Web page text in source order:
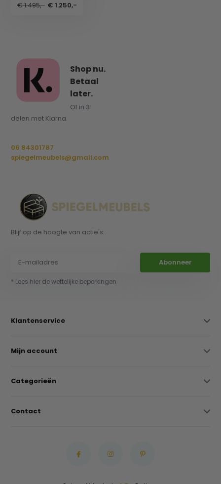
€ 1.495,- € 1.250,-
Shop nu.
Betaal
later.
Of in 3
delen met Klarna.
06 84301787
spiegelmeubels@gmail.com
Blijf op de hoogte van actie's:
Abonneer
* Lees hier de wettelijke beperkingen
Klantenservice
Mijn account
Categorieën
Contact